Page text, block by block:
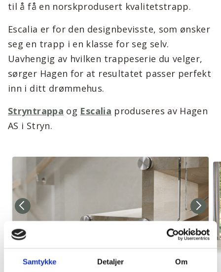
Samtykke Detaljer Om
til å få en norskprodusert kvalitetstrapp.
Escalia er for den designbevisste, som ønsker
seg en trapp i en klasse for seg selv.
Uavhengig av hvilken trappeserie du velger,
sørger Hagen for at resultatet passer perfekt
inn i ditt drømmehus.
Stryntrappa og Escalia produseres av Hagen
AS i Stryn.